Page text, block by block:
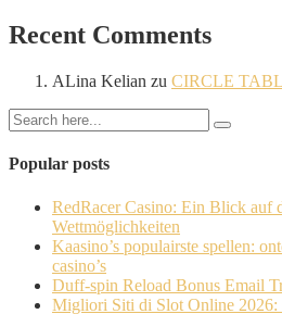
Recent Comments
ALina Kelian zu CIRCLE
Popular posts
RedRacer Casino: Ein Blick auf
Wettmöglichkeiten
Kaasino’s populairste spellen:
casino’s
Duff-spin Reload Bonus Email
Migliori Siti di Slot Online 2026: